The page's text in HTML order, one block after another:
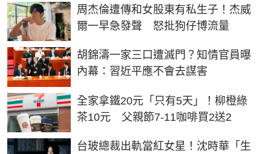
周杰倫遭傳和女股東有私生子！杰威
爾一早急發聲 怒批狗仔博流量
胡錦濤一家三口遭滅門？知情官員曝
內幕：習近平應不會去謀害
全家拿鐵20元「只有5天」！柳橙綠
茶10元 父親節7-11咖啡買2送2
台玻總裁出軌當紅女星！沈時華「生